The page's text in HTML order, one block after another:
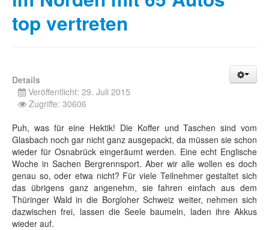
top vertreten
Details
Veröffentlicht: 29. Juli 2015
Zugriffe: 30606
Puh, was für eine Hektik! Die Koffer und Taschen sind vom
Glasbach noch gar nicht ganz ausgepackt, da müssen sie schon
wieder für Osnabrück eingeräumt werden. Eine echt Englische
Woche in Sachen Bergrennsport. Aber wir alle wollen es doch
genau so, oder etwa nicht? Für viele Teilnehmer gestaltet sich
das übrigens ganz angenehm, sie fahren einfach aus dem
Thüringer Wald in die Borgloher Schweiz weiter, nehmen sich
dazwischen frei, lassen die Seele baumeln, laden ihre Akkus
wieder auf.